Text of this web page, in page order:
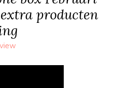
extra producten